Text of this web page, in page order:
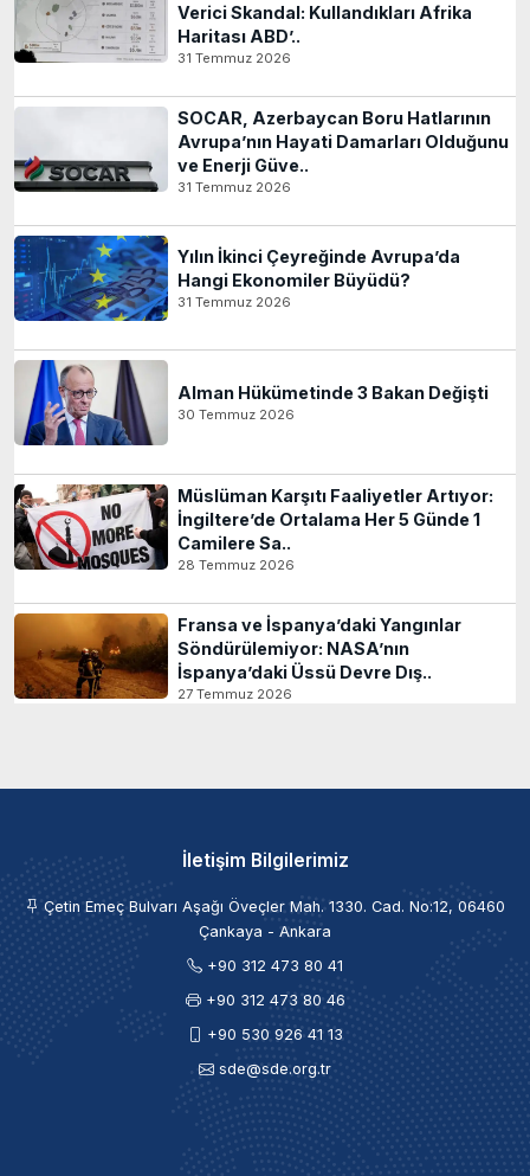
Verici Skandal: Kullandıkları Afrika
Haritası ABD’..
31 Temmuz 2026
SOCAR, Azerbaycan Boru Hatlarının
Avrupa’nın Hayati Damarları Olduğunu
ve Enerji Güve..
31 Temmuz 2026
Yılın İkinci Çeyreğinde Avrupa’da
Hangi Ekonomiler Büyüdü?
31 Temmuz 2026
Alman Hükümetinde 3 Bakan Değişti
30 Temmuz 2026
Müslüman Karşıtı Faaliyetler Artıyor:
İngiltere’de Ortalama Her 5 Günde 1
Camilere Sa..
28 Temmuz 2026
Fransa ve İspanya’daki Yangınlar
Söndürülemiyor: NASA’nın
İspanya’daki Üssü Devre Dış..
27 Temmuz 2026
İletişim Bilgilerimiz
Çetin Emeç Bulvarı Aşağı Öveçler Mah. 1330. Cad. No:12, 06460
Çankaya - Ankara
+90 312 473 80 41
+90 312 473 80 46
+90 530 926 41 13
sde@sde.org.tr